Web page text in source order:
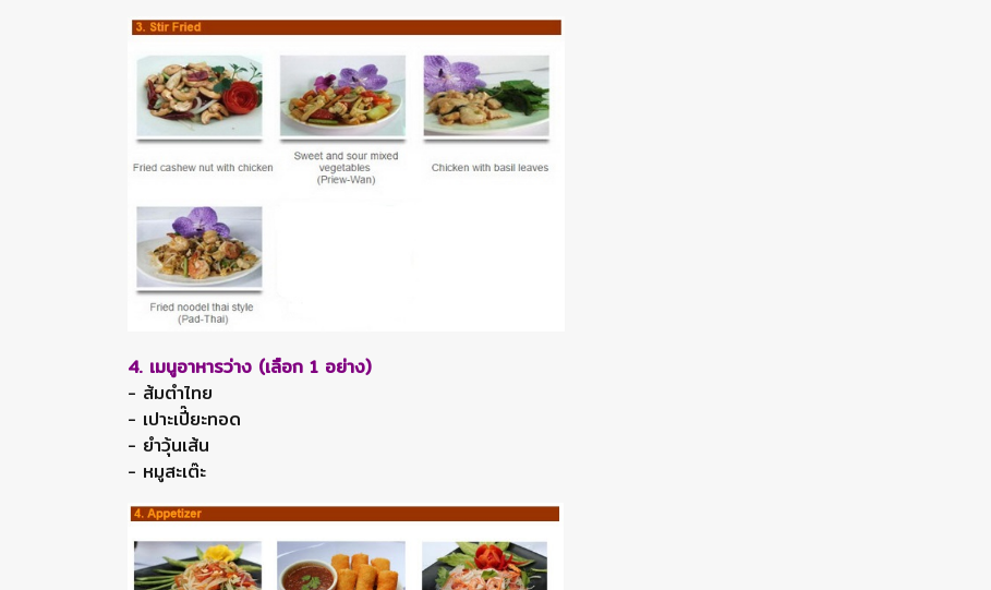
4. เมนูอาหารว่าง (เลือก 1 อย่าง)
- ส้มตำไทย
- เปาะเปี๊ยะทอด
- ยำวุ้นเส้น
- หมูสะเต๊ะ